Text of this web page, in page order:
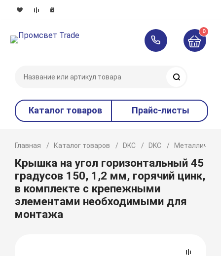
0
Каталог товаров Прайс-листы
Главная Каталог товаров DKC DKC
Крышка на угол горизонтальный 45
градусов 150, 1,2 мм, горячий цинк,
в комплекте с крепежными
элементами необходимыми для
монтажа